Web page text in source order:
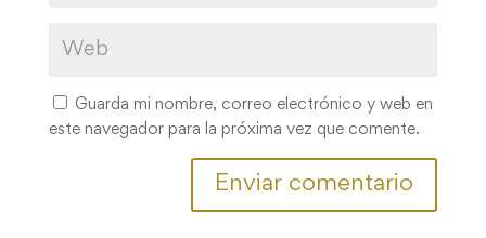
Guarda mi nombre, correo electrónico y web en
este navegador para la próxima vez que comente.